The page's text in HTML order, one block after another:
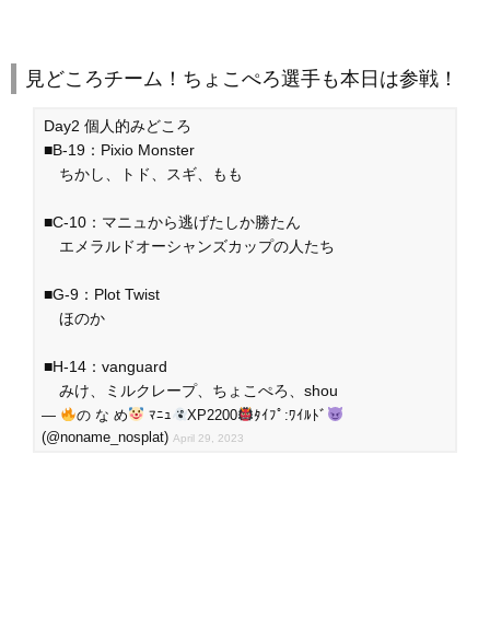
見どころチーム！ちょこぺろ選手も本日は参戦！
Day2 個人的みどころ
■B-19：Pixio Monster
ちかし、トド、スギ、もも
■C-10：マニュから逃げたしか勝たん
エメラルドオーシャンズカップの人たち
■G-9：Plot Twist
ほのか
■H-14：vanguard
みけ、ミルクレープ、ちょこぺろ、shou
— の な め ﾏﾆｭ XP2200
ﾀｲﾌﾟ:ﾜｲﾙﾄﾞ
(@noname_nosplat) April 29, 2023